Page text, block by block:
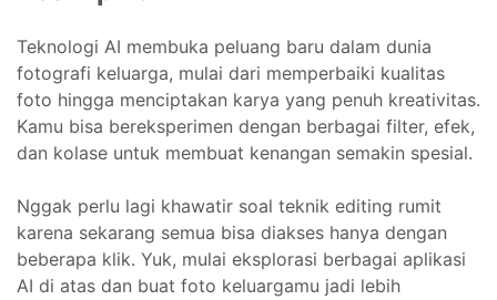
Teknologi AI membuka peluang baru dalam dunia
fotografi keluarga, mulai dari memperbaiki kualitas
foto hingga menciptakan karya yang penuh kreativitas.
Kamu bisa bereksperimen dengan berbagai filter, efek,
dan kolase untuk membuat kenangan semakin spesial.
Nggak perlu lagi khawatir soal teknik editing rumit
karena sekarang semua bisa diakses hanya dengan
beberapa klik. Yuk, mulai eksplorasi berbagai aplikasi
AI di atas dan buat foto keluargamu jadi lebih